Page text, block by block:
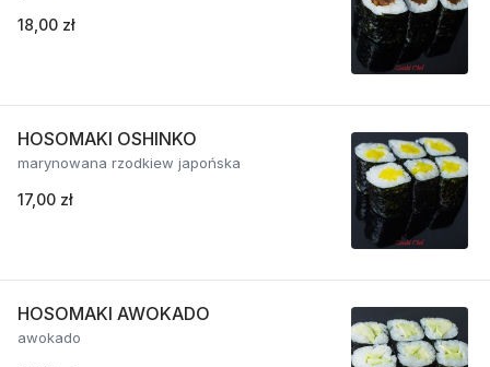
18,00 zł
HOSOMAKI OSHINKO
marynowana rzodkiew japońska
17,00 zł
HOSOMAKI AWOKADO
awokado